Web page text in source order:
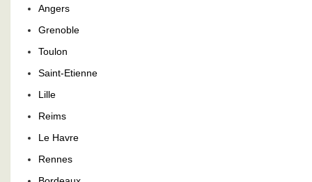
Angers
Grenoble
Toulon
Saint-Etienne
Lille
Reims
Le Havre
Rennes